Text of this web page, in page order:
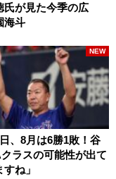
氏が見た今季の広
海斗
、8月は6勝1敗！谷
ラスの可能性が出て
ね」
NEW